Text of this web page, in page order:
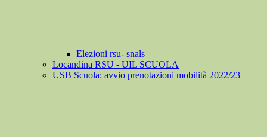
Elezioni rsu- snals
Locandina RSU - UIL SCUOLA
USB Scuola: avvio prenotazioni mobilità 2022/23